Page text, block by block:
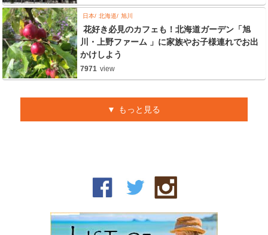
日本 北海道 旭川
花好き必見のカフェも！北海道ガーデン「旭
川・上野ファーム 」に家族やお子様連れでお出
かけしよう
7971 view
もっと見る